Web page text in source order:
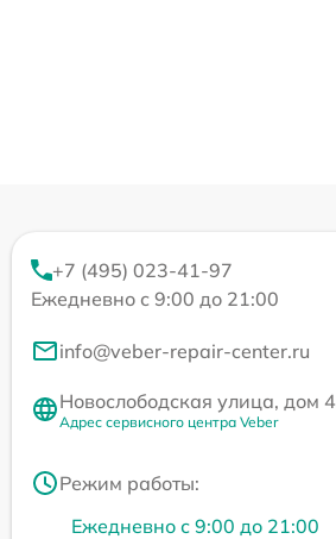
+7 (495) 023-41-97
Ежедневно с 9:00 до 21:00
info@veber-repair-center.ru
Новослободская улица, дом 4
Адрес сервисного центра Veber
Режим работы:
Ежедневно с 9:00 до 21:00